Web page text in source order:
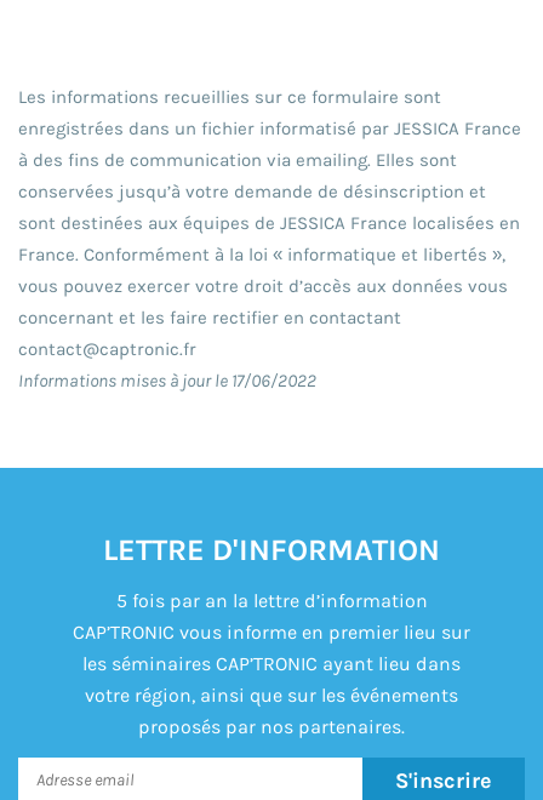
Les informations recueillies sur ce formulaire sont
enregistrées dans un fichier informatisé par JESSICA France
à des fins de communication via emailing. Elles sont
conservées jusqu’à votre demande de désinscription et
sont destinées aux équipes de JESSICA France localisées en
France. Conformément à la loi « informatique et libertés »,
vous pouvez exercer votre droit d’accès aux données vous
concernant et les faire rectifier en contactant
contact@captronic.fr
Informations mises à jour le 17/06/2022
LETTRE D'INFORMATION
5 fois par an la lettre d’information
CAP’TRONIC vous informe en premier lieu sur
les séminaires CAP’TRONIC ayant lieu dans
votre région, ainsi que sur les événements
proposés par nos partenaires.
S'inscrire